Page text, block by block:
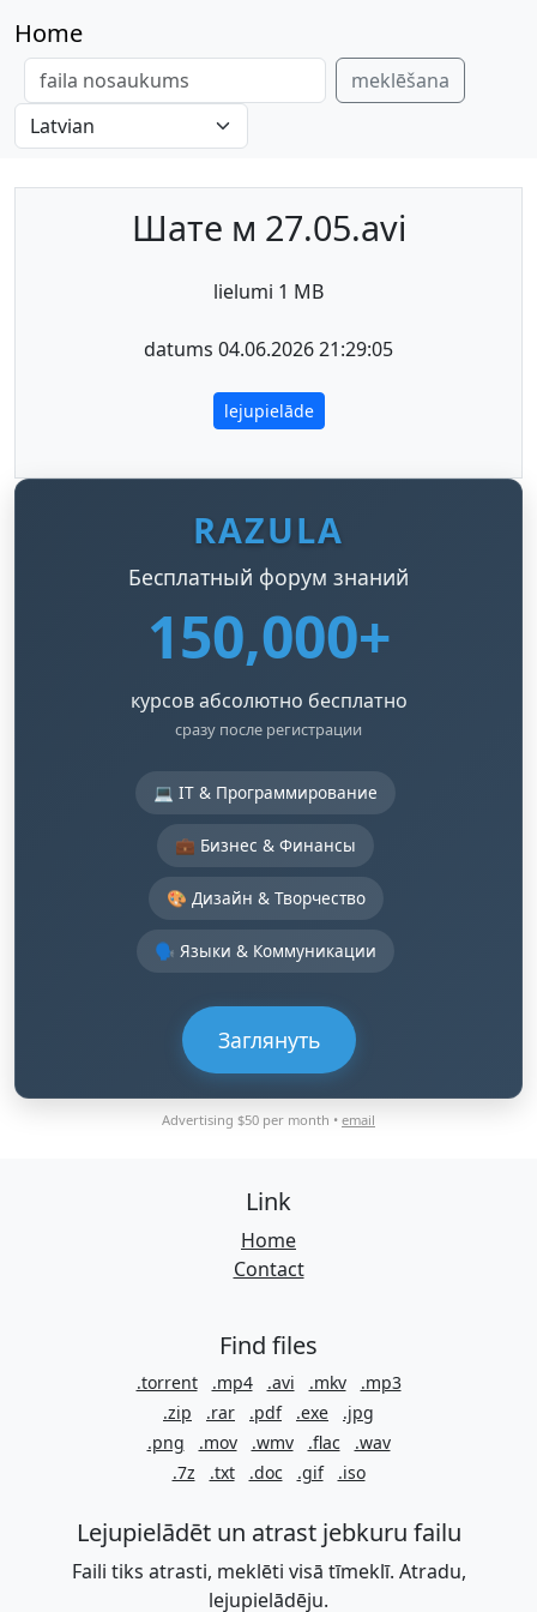
Home
meklēšana
Шате м 27.05.avi
lielumi 1 MB
datums 04.06.2026 21:29:05
lejupielāde
RAZULA
Бесплатный форум знаний
150,000+
курсов абсолютно бесплатно
сразу после регистрации
💻 IT & Программирование
💼 Бизнес & Финансы
🎨 Дизайн & Творчество
🗣️ Языки & Коммуникации
Заглянуть
Advertising $50 per month • email
Link
Home
Contact
Find files
.torrent .mp4 .avi .mkv
.mp3
.zip
.rar .pdf .exe
.jpg
.png
.mov .wmv .flac
.wav
.7z
.txt .doc .gif .iso
Lejupielādēt un atrast jebkuru failu
Faili tiks atrasti, meklēti visā tīmeklī. Atradu,
lejupielādēju.